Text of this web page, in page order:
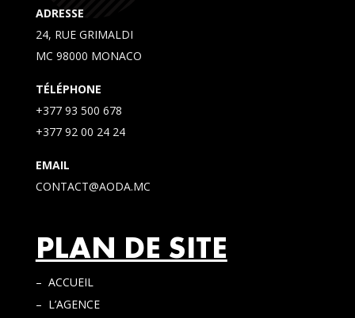
PLAN DE SITE
– ACCUEIL
– L’AGENCE
ADRESSE
24, RUE GRIMALDI
MC 98000 MONACO
TÉLÉPHONE
+377 93 500 678
+377 92 00 24 24
EMAIL
CONTACT@AODA.MC